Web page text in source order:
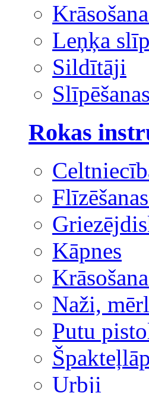
Leņķa
Sildītāji
Rokas
Kāpnes
Naži,
Putu
Urbji